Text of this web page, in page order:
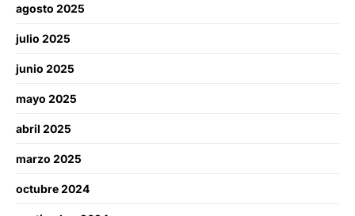
agosto 2025
julio 2025
junio 2025
mayo 2025
abril 2025
marzo 2025
octubre 2024